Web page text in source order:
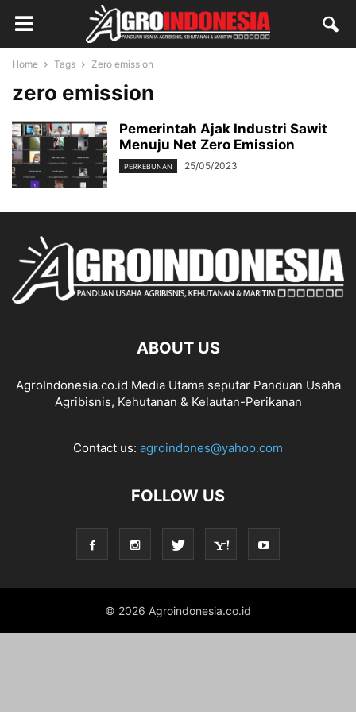
Home Tags Zero emission
zero emission
Pemerintah Ajak Industri Sawit
Menuju Net Zero Emission
PERKEBUNAN 25/05/2023
ABOUT US
AgroIndonesia.co.id Media Utama seputar Panduan Usaha
Agribisnis, Kehutanan & Kelautan-Perikanan
Contact us: agroindones@yahoo.com
FOLLOW US
© 2026 Agroindonesia.co.id